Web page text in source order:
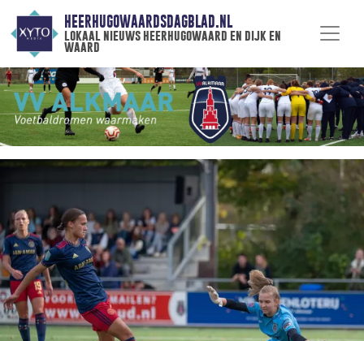
HEERHUGOWAARDSDAGBLAD.NL
lokaal nieuws heerhugowaard en dijk en
waard